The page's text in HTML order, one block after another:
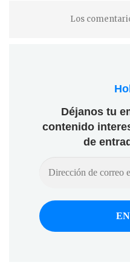
Los
Déjanos tu
contenido
de